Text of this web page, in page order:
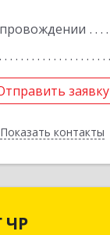
заявку
Показать контакты
заявку
Назад
ЧР